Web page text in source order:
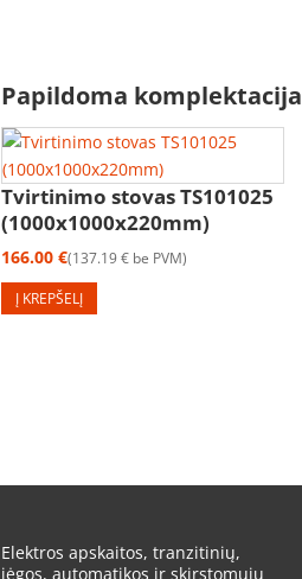
Papildoma komplektacija
Tvirtinimo stovas TS101025
(1000x1000x220mm)
166.00€ 137.19€ be PVM
Į KREPŠELĮ
Elektros apskaitos, tranzitinių,
jėgos, automatikos ir skirstomųjų